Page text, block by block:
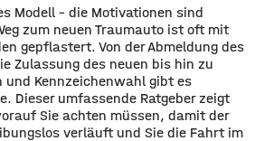
Modell – die Motivationen sind
zum neuen Traumauto ist oft mit
gepflastert. Von der Abmeldung des
Zulassung des neuen bis hin zu
und Kennzeichenwahl gibt es
Dieser umfassende Ratgeber zeigt
Sie achten müssen, damit der
verläuft und Sie die Fahrt im